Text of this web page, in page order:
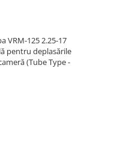
VRM-125 2.25-17
pentru deplasările
(Tube Type -